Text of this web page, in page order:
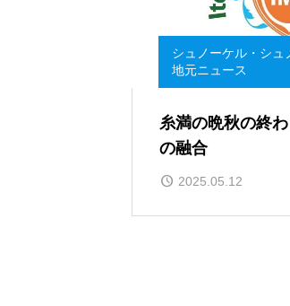
シュノーケル・シュ
地元ニュース
糸満の晩秋の終
の融合
2025.05.12